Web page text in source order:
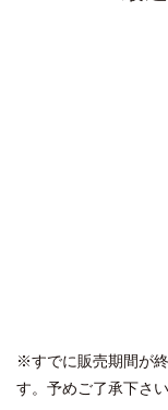
※すでに販売期間が
す。予めご了承下さい